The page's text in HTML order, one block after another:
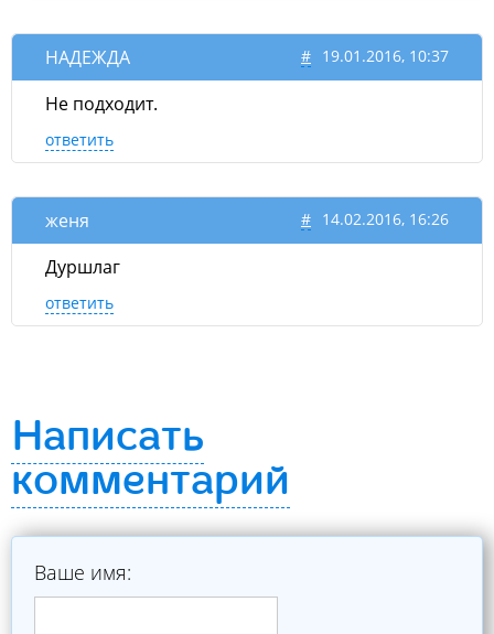
НАДЕЖДА 19.01.2016, 10:37
#
Не подходит.
ответить
женя 14.02.2016, 16:26
#
Дуршлаг
ответить
Написать
комментарий
Ваше имя: